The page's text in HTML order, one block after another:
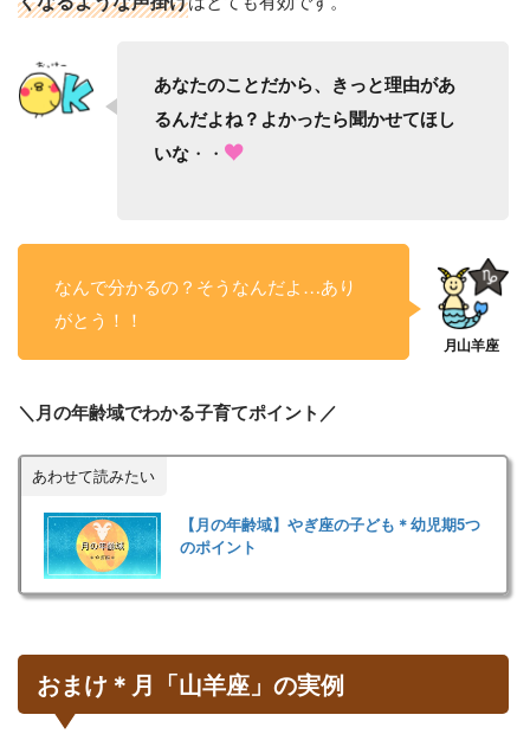
あなたのことだから、きっと理由があ
るんだよね？よかったら聞かせてほし
いな ・・
なんで分かるの？そうなんだよ…あり
がとう！！
＼月の年齢域でわかる子育てポイント／
あわせて読みたい
【月の年齢域】やぎ座の子ども＊幼児期5つ
のポイント
おまけ＊月「山羊座」の実例